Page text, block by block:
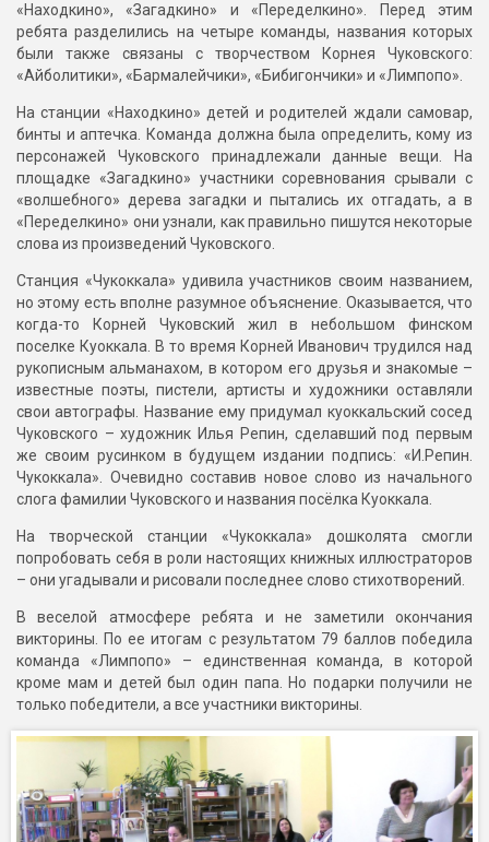
«Находкино», «Загадкино» и «Переделкино». Перед этим
ребята разделились на четыре команды, названия которых
были также связаны с творчеством Корнея Чуковского:
«Айболитики», «Бармалейчики», «Бибигончики» и «Лимпопо».
На станции «Находкино» детей и родителей ждали самовар,
бинты и аптечка. Команда должна была определить, кому из
персонажей Чуковского принадлежали данные вещи. На
площадке «Загадкино» участники соревнования срывали с
«волшебного» дерева загадки и пытались их отгадать, а в
«Переделкино» они узнали, как правильно пишутся некоторые
слова из произведений Чуковского.
Станция «Чукоккала» удивила участников своим названием,
но этому есть вполне разумное объяснение. Оказывается, что
когда-то Корней Чуковский жил в небольшом финском
поселке Куоккала. В то время Корней Иванович трудился над
рукописным альманахом, в котором его друзья и знакомые –
известные поэты, пистели, артисты и художники оставляли
свои автографы. Название ему придумал куоккальский сосед
Чуковского – художник Илья Репин, сделавший под первым
же своим русинком в будущем издании подпись: «И.Репин.
Чукоккала». Очевидно составив новое слово из начального
слога фамилии Чуковского и названия посёлка Куоккала.
На творческой станции «Чукоккала» дошколята смогли
попробовать себя в роли настоящих книжных иллюстраторов
– они угадывали и рисовали последнее слово стихотворений.
В веселой атмосфере ребята и не заметили окончания
викторины. По ее итогам с результатом 79 баллов победила
команда «Лимпопо» – единственная команда, в которой
кроме мам и детей был один папа. Но подарки получили не
только победители, а все участники викторины.